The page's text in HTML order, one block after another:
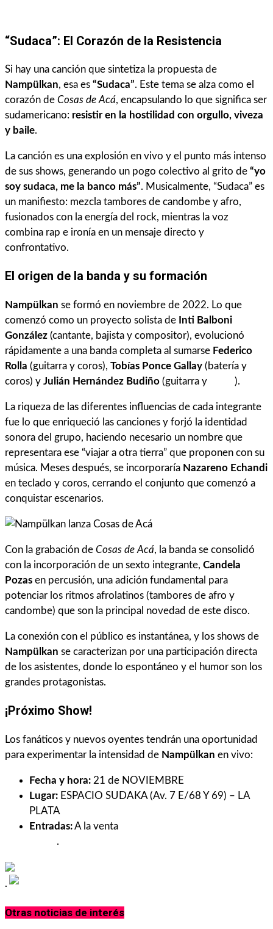
“Sudaca”: El Corazón de la Resistencia
Si hay una canción que sintetiza la propuesta de
Nampülkan, esa es “Sudaca”. Este tema se alza como el
corazón de Cosas de Acá, encapsulando lo que significa ser
sudamericano: resistir en la hostilidad con orgullo, viveza
y baile.
La canción es una explosión en vivo y el punto más intenso
de sus shows, generando un pogo colectivo al grito de “yo
soy sudaca, me la banco más”. Musicalmente, “Sudaca” es
un manifiesto: mezcla tambores de candombe y afro,
fusionados con la energía del rock, mientras la voz
combina rap e ironía en un mensaje directo y
confrontativo.
El origen de la banda y su formación
Nampülkan se formó en noviembre de 2022. Lo que
comenzó como un proyecto solista de Inti Balboni
González (cantante, bajista y compositor), evolucionó
rápidamente a una banda completa al sumarse Federico
Rolla (guitarra y coros), Tobías Ponce Gallay (batería y
coros) y Julián Hernández Budiño (guitarra y ).
La riqueza de las diferentes influencias de cada integrante
fue lo que enriqueció las canciones y forjó la identidad
sonora del grupo, haciendo necesario un nombre que
representara ese “viajar a otra tierra” que proponen con su
música. Meses después, se incorporaría Nazareno Echandi
en teclado y coros, cerrando el conjunto que comenzó a
conquistar escenarios.
Con la grabación de Cosas de Acá, la banda se consolidó
con la incorporación de un sexto integrante, Candela
Pozas en percusión, una adición fundamental para
potenciar los ritmos afrolatinos (tambores de afro y
candombe) que son la principal novedad de este disco.
La conexión con el público es instantánea, y los shows de
Nampülkan se caracterizan por una participación directa
de los asistentes, donde lo espontáneo y el humor son los
grandes protagonistas.
¡Próximo Show!
Los fanáticos y nuevos oyentes tendrán una oportunidad
para experimentar la intensidad de Nampülkan en vivo:
Fecha y hora: 21 de NOVIEMBRE
Lugar: ESPACIO SUDAKA (Av. 7 E/68 Y 69) – LA
PLATA
Entradas:A la venta
.
.
Otras noticias de interés